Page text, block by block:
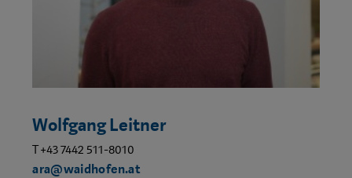
Wolfgang Leitner
T +43 7442 511-8010
ara@waidhofen.at